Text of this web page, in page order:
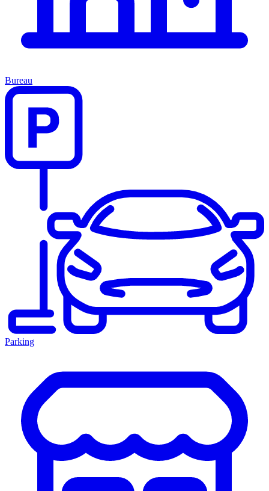
Bureau
Parking